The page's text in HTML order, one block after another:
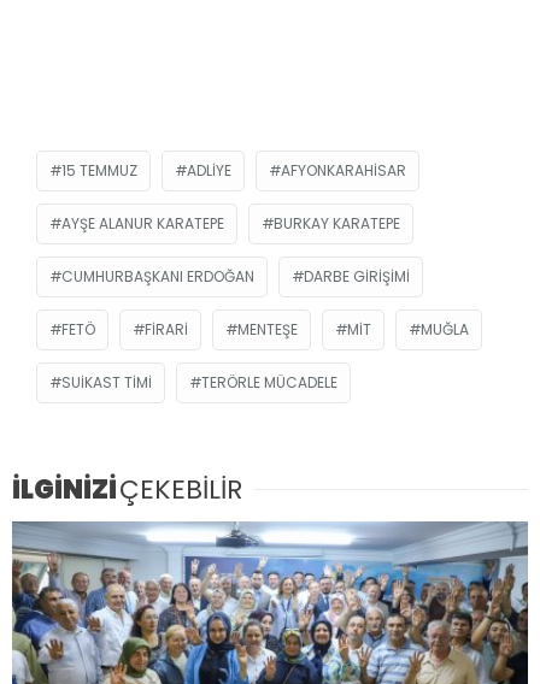
15 TEMMUZ ADLIYE AFYONKARAHISAR
AYŞE ALANUR KARATEPE BURKAY KARATEPE
CUMHURBAŞKANI ERDOĞAN DARBE GIRIŞIMI
FETÖ FIRARI MENTEŞE MİT MUĞLA
SUIKAST TIMI TERÖRLE MÜCADELE
İLGİNİZİÇEKEBİLİR